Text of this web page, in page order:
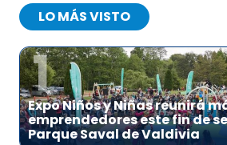
LO MÁS VISTO
1
Expo Niños y Niñas reunirá
emprendedores este fin de
Parque Saval de Valdivia